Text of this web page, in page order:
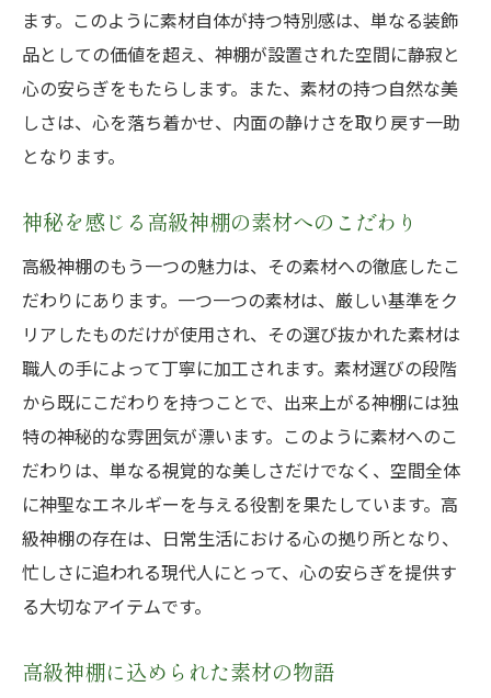
ます。このように素材自体が持つ特別感は、単なる装飾
品としての価値を超え、神棚が設置された空間に静寂と
心の安らぎをもたらします。また、素材の持つ自然な美
しさは、心を落ち着かせ、内面の静けさを取り戻す一助
となります。
神秘を感じる高級神棚の素材へのこだわり
高級神棚のもう一つの魅力は、その素材への徹底したこ
だわりにあります。一つ一つの素材は、厳しい基準をク
リアしたものだけが使用され、その選び抜かれた素材は
職人の手によって丁寧に加工されます。素材選びの段階
から既にこだわりを持つことで、出来上がる神棚には独
特の神秘的な雰囲気が漂います。このように素材へのこ
だわりは、単なる視覚的な美しさだけでなく、空間全体
に神聖なエネルギーを与える役割を果たしています。高
級神棚の存在は、日常生活における心の拠り所となり、
忙しさに追われる現代人にとって、心の安らぎを提供す
る大切なアイテムです。
高級神棚に込められた素材の物語